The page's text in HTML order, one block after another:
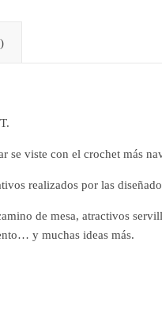
se viste con el crochet más
realizados por las
de mesa, atractivos
y muchas ideas más.